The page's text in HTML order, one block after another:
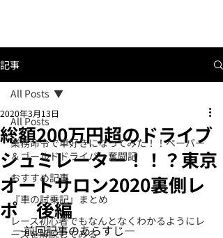
記事
All Posts
業務命令で車好きになってみた！！ペーパー
＆ゴールドドライバー奮闘記
おすすめ記事
『車の試乗記』まとめ
レース初心者でもなんとなくわかるようにレ
ースを解説してみる
All Posts
総額200万円超のドライブ
シュミレーター！！？東京
オートサロン2020裏側レ
ポ 後編
2020年3月13日
―前回記事のあらすじ―